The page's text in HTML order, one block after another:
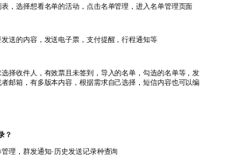
，选择想看名单的活动，点击名单管理，进入名单管理页面
送的内容，发送电子票，支付提醒，行程通知等
择收件人，有效票且未签到，导入的名单，勾选的名单等，发
邮箱，有多版本内容，根据需求自己选择，短信内容也可以编
？
理，群发通知-历史发送记录种查询